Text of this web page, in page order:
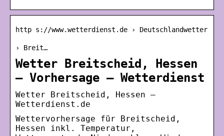
http s://www.wetterdienst.de › Deutschlandwetter
› Breit…
Wetter Breitscheid, Hessen
– Vorhersage – Wetterdienst
Wetter Breitscheid, Hessen –
Wetterdienst.de
Wettervorhersage für Breitscheid,
Hessen inkl. Temperatur,